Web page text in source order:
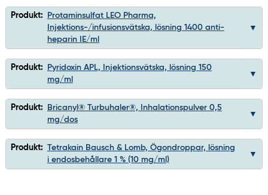
Produkt:
Protaminsulfat LEO Pharma,
Injektions-/infusionsvätska, lösning 1400 anti-
heparin IE/ml
Produkt:
Pyridoxin APL, Injektionsvätska, lösning 150
mg/ml
Produkt:
Bricanyl® Turbuhaler®, Inhalationspulver 0,5
mg/dos
Produkt: Tetrakain Bausch & Lomb, Ögondroppar, lösning
i endosbehållare 1 % (10 mg/ml)